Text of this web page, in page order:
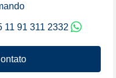
11 91 311 2332